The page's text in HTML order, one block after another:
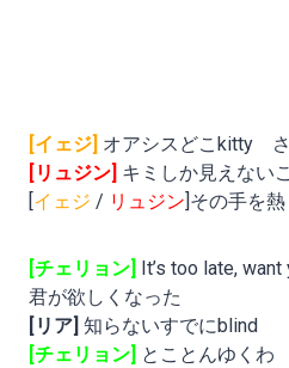
[イェジ] オアシスどこkitty
[リュジン] キミしか見えない
イェジ / リュジン ]その手を
[チェリョン]
It’s too late,
君が欲しくなった
[リア] 知らないすでにblind
[チェリョン] とことんゆくわ